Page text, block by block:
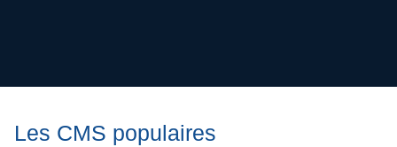
Les CMS populaires